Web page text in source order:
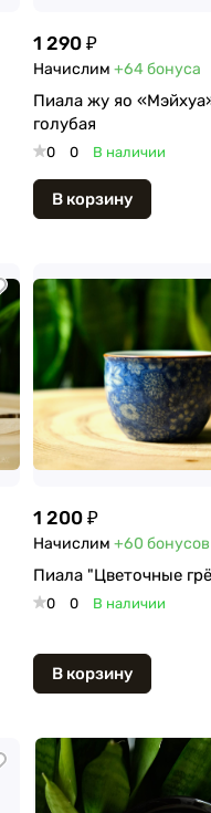
1 290 ₽
Начислим +64бонуса
Пиала жу яо
голубая
0 0 В наличии
В корзину
1 200 ₽
Начислим +60 бонусов
Пиала "Цветочные
0 0 В наличии
В корзину